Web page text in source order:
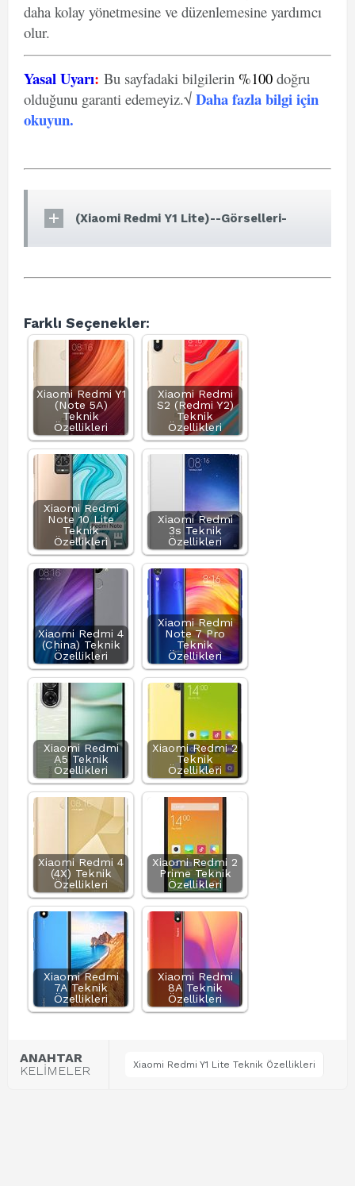
daha kolay yönetmesine ve düzenlemesine yardımcı
olur.
Yasal Uyarı: Bu sayfadaki bilgilerin %100 doğru
olduğunu garanti edemeyiz.√ Daha fazla bilgi için
okuyun.
(Xiaomi Redmi Y1 Lite)--Görselleri-
Farklı Seçenekler:
Xiaomi Redmi Y1
(Note 5A)
Teknik
Özellikleri
Xiaomi Redmi
S2 (Redmi Y2)
Teknik
Özellikleri
Xiaomi Redmi
Note 10 Lite
Teknik
Özellikleri
Xiaomi Redmi
3s Teknik
Özellikleri
Xiaomi Redmi 4
(China) Teknik
Özellikleri
Xiaomi Redmi
Note 7 Pro
Teknik
Özellikleri
Xiaomi Redmi
A5 Teknik
Özellikleri
Xiaomi Redmi 2
Teknik
Özellikleri
Xiaomi Redmi 4
(4X) Teknik
Özellikleri
Xiaomi Redmi 2
Prime Teknik
Özellikleri
Xiaomi Redmi
7A Teknik
Özellikleri
Xiaomi Redmi
8A Teknik
Özellikleri
ANAHTAR
KELİMELER
Xiaomi Redmi Y1 Lite Teknik Özellikleri